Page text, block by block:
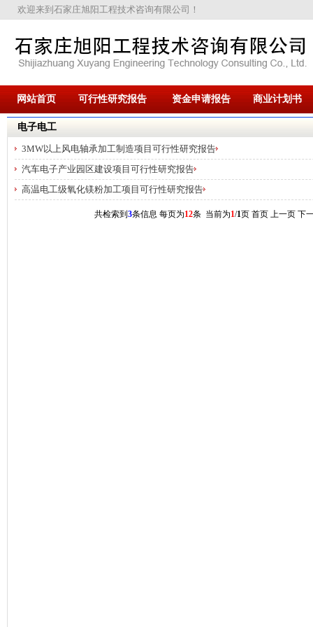
欢迎来到石家庄旭阳工程技术咨询有限公司！
网站首页 可行性研究报告 资金申请报告 商业计划书
电子电工
3MW以上风电轴承加工制造项目可行性研究报告
汽车电子产业园区建设项目可行性研究报告
高温电工级氧化镁粉加工项目可行性研究报告
共检索到 3条信息 每页为12条 当前为1/1页 首页 上一页 下